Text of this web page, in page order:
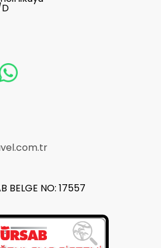
BELGE NO: 17557